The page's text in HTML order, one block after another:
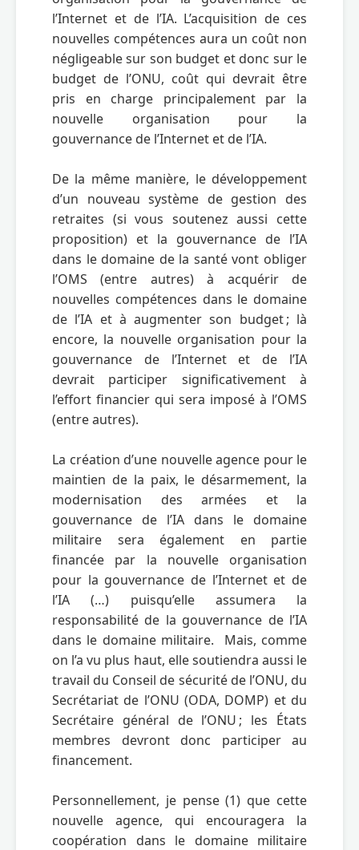
l’Internet et de l’IA. L’acquisition de ces
nouvelles compétences aura un coût non
négligeable sur son budget et donc sur le
budget de l’ONU, coût qui devrait être
pris en charge principalement par la
nouvelle organisation pour la
gouvernance de l’Internet et de l’IA.
De la même manière, le développement
d’un nouveau système de gestion des
retraites (si vous soutenez aussi cette
proposition) et la gouvernance de l’IA
dans le domaine de la santé vont obliger
l’OMS (entre autres) à acquérir de
nouvelles compétences dans le domaine
de l’IA et à augmenter son budget ; là
encore, la nouvelle organisation pour la
gouvernance de l’Internet et de l’IA
devrait participer significativement à
l’effort financier qui sera imposé à l’OMS
(entre autres).
La création d’une nouvelle agence pour le
maintien de la paix, le désarmement, la
modernisation des armées et la
gouvernance de l’IA dans le domaine
militaire sera également en partie
financée par la nouvelle organisation
pour la gouvernance de l’Internet et de
l’IA (…) puisqu’elle assumera la
responsabilité de la gouvernance de l’IA
dans le domaine militaire.  Mais, comme
on l’a vu plus haut, elle soutiendra aussi le
travail du Conseil de sécurité de l’ONU, du
Secrétariat de l’ONU (ODA, DOMP) et du
Secrétaire général de l’ONU ; les États
membres devront donc participer au
financement.
Personnellement, je pense (1) que cette
nouvelle agence, qui encouragera la
coopération dans le domaine militaire